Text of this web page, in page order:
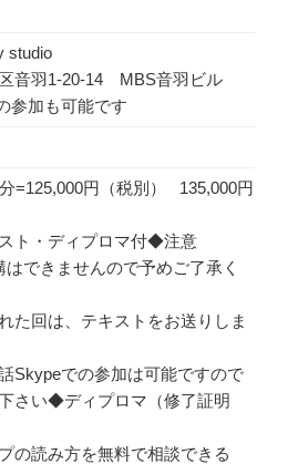
studio
区音羽1-20-14 MBS音羽ビル
参加も可能です
=125,000円（税別） 135,000円
ト・ディプロマ付◆注意
はできませんので予めご了承く
た回は、テキストをお送りしま
Skypeでの参加は可能ですので
さい◆ディプロマ（修了証明
の読み方を無料で相談できる